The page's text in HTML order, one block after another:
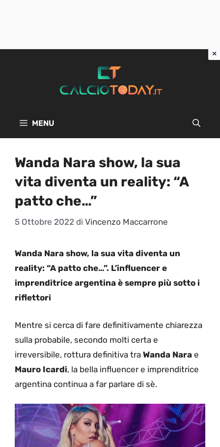
MENU
Wanda Nara show, la sua
vita diventa un reality: “A
patto che…”
5 Ottobre 2022 di Vincenzo Maccarrone
Wanda Nara show, la sua vita diventa un
reality: “A patto che…”. L’influencer e
imprenditrice argentina è sempre più sotto i
riflettori
Mentre si cerca di fare definitivamente chiarezza
sulla probabile, secondo molti certa e
irreversibile, rottura definitiva tra Wanda Nara e
Mauro Icardi, la bella influencer e imprenditrice
argentina continua a far parlare di sè.